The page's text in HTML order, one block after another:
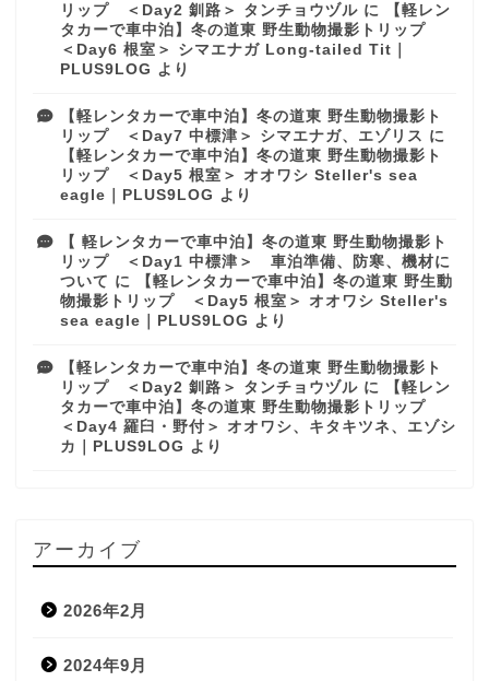
リップ ＜Day2 釧路＞ タンチョウヅル に
【軽レン
タカーで車中泊】冬の道東 野生動物撮影トリップ
＜Day6 根室＞ シマエナガ Long-tailed Tit｜
PLUS9LOG より
【軽レンタカーで車中泊】冬の道東 野生動物撮影ト
リップ ＜Day7 中標津＞ シマエナガ、エゾリス に
【軽レンタカーで車中泊】冬の道東 野生動物撮影ト
リップ ＜Day5 根室＞ オオワシ Steller's sea
eagle｜PLUS9LOG より
【 軽レンタカーで車中泊】冬の道東 野生動物撮影ト
リップ ＜Day1 中標津＞ 車泊準備、防寒、機材に
ついて に
【軽レンタカーで車中泊】冬の道東 野生動
物撮影トリップ ＜Day5 根室＞ オオワシ Steller's
sea eagle｜PLUS9LOG より
【軽レンタカーで車中泊】冬の道東 野生動物撮影ト
リップ ＜Day2 釧路＞ タンチョウヅル に
【軽レン
タカーで車中泊】冬の道東 野生動物撮影トリップ
＜Day4 羅臼・野付＞ オオワシ、キタキツネ、エゾシ
カ｜PLUS9LOG より
アーカイブ
2026年2月
2024年9月